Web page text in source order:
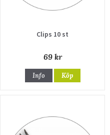
Clips 10 st
69 kr
Info Köp